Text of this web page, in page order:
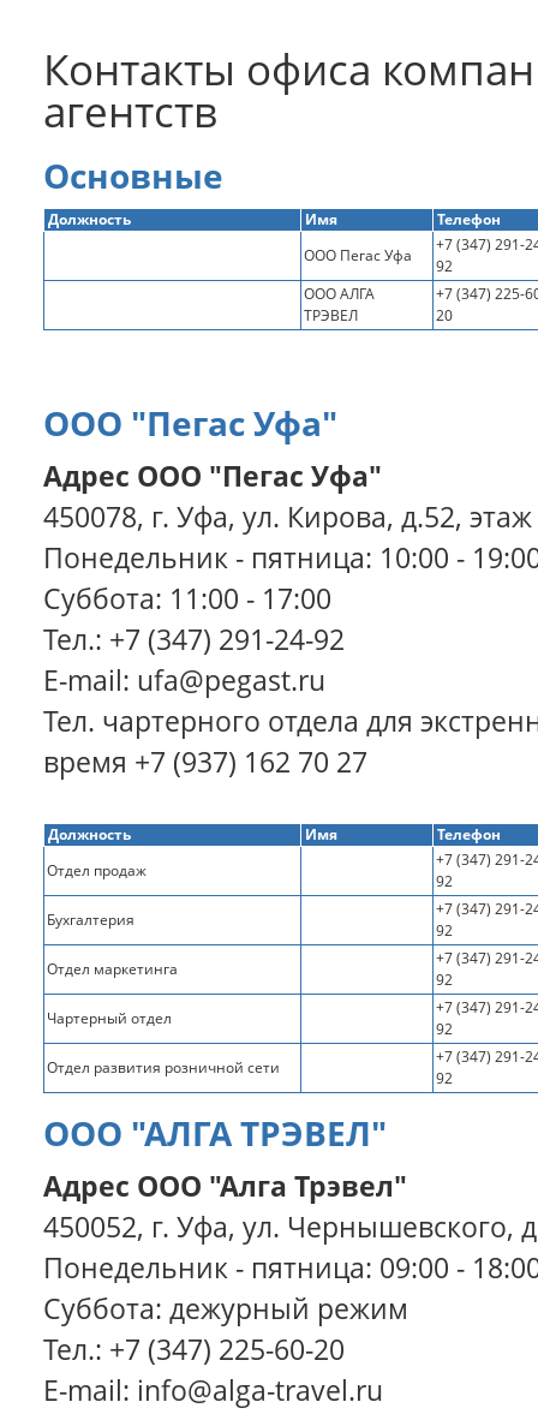
Контакты офиса
агентств
Основные
Должность Имя
Телефон
ООО Пегас Уфа
+7 (347) 291-
92
ООО АЛГА
ТРЭВЕЛ
+7 (347) 225-
20
ООО "Пегас Уфа"
Адрес ООО "Пегас Уфа"
450078, г. Уфа, ул. Кирова, д.52,
Понедельник - пятница: 10:00 -
Суббота: 11:00 - 17:00
Тел.: +7 (347) 291-24-92
E-mail: ufa@pegast.ru
Тел. чартерного отдела для
время +7 (937) 162 70 27
Должность Имя
Телефон
Отдел продаж
+7 (347) 291-
92
Бухгалтерия
+7 (347) 291-
92
Отдел маркетинга
+7 (347) 291-
92
Чартерный отдел
+7 (347) 291-
92
Отдел развития розничной сети
+7 (347) 291-
92
ООО "АЛГА ТРЭВЕЛ"
Адрес ООО "Алга Трэвел"
450052, г. Уфа, ул. Чернышевского,
Понедельник - пятница: 09:00 -
Суббота: дежурный режим
Тел.: +7 (347) 225-60-20
E-mail: info@alga-travel.ru